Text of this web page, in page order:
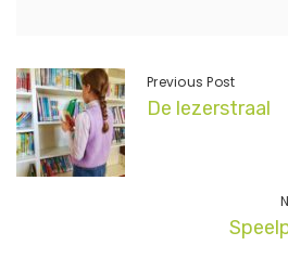
Previous Post
De lezerstraal